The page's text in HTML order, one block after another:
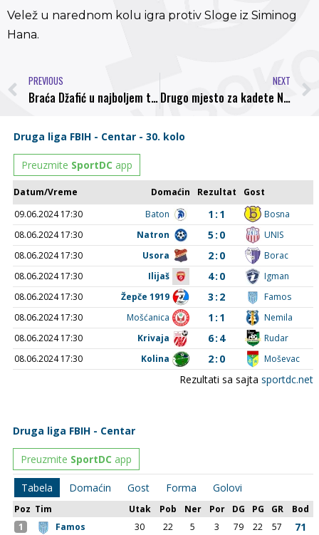
Velež u narednom kolu igra protiv Sloge iz Siminog
Hana.
PREVIOUS
Braća Džafić u najboljem timu 22. kola Prve lige Federacije BiH
NEXT
Drugo mjesto za kadete NK Bosna u Berlinu i druženje sa Vedadom Ibiševićem (FOTO)